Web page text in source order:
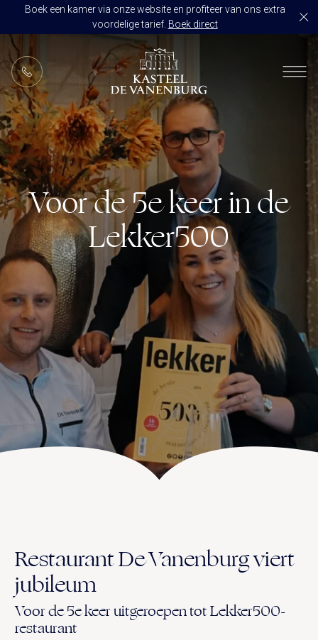
Boek een kamer via onze website en profiteer van ons extra
voordelige tarief. Boek direct
NL
RESTAURANT DE VANENBURG
BRASSERIE DE HOEVE
CULINAIR GENIETEN ARRANGEMENT
KAMERS
ARRANGEMENTEN
ALLES OP ÉÉN LOCATIE
TROUWZALEN
VOORBEELDOFFERTE
BRUIDSSUITE
TROUWLOCATIE ROUTE
ARRANGEMENTEN
ACTIVITEITEN
CONGRES OF CONFERENTIE
EVENEMENT
VERGADERING
VERGADEREN MET OVERNACHTING
ZALEN
JUBILEUM
FEEST
CONCERT
GROEPSDINER
UITVAART EN CONDOLEANCE
OVER KASTEEL DE VANENBURG
GESCHIEDENIS
ONS TEAM
AGENDA
PLATTEGROND
VERHALEN
IN DE OMGEVING
HUISREGELS EN VEELGESTELDE VRAGEN
Vanenburgerallee 13
3882 RH Putten
Route plannen
info@vanenburg.nl
0341 375 454
Voor de 5e keer in de
Lekker500
Restaurant De Vanenburg viert
jubileum
Voor de 5e keer uitgeroepen tot Lekker500-
restaurant